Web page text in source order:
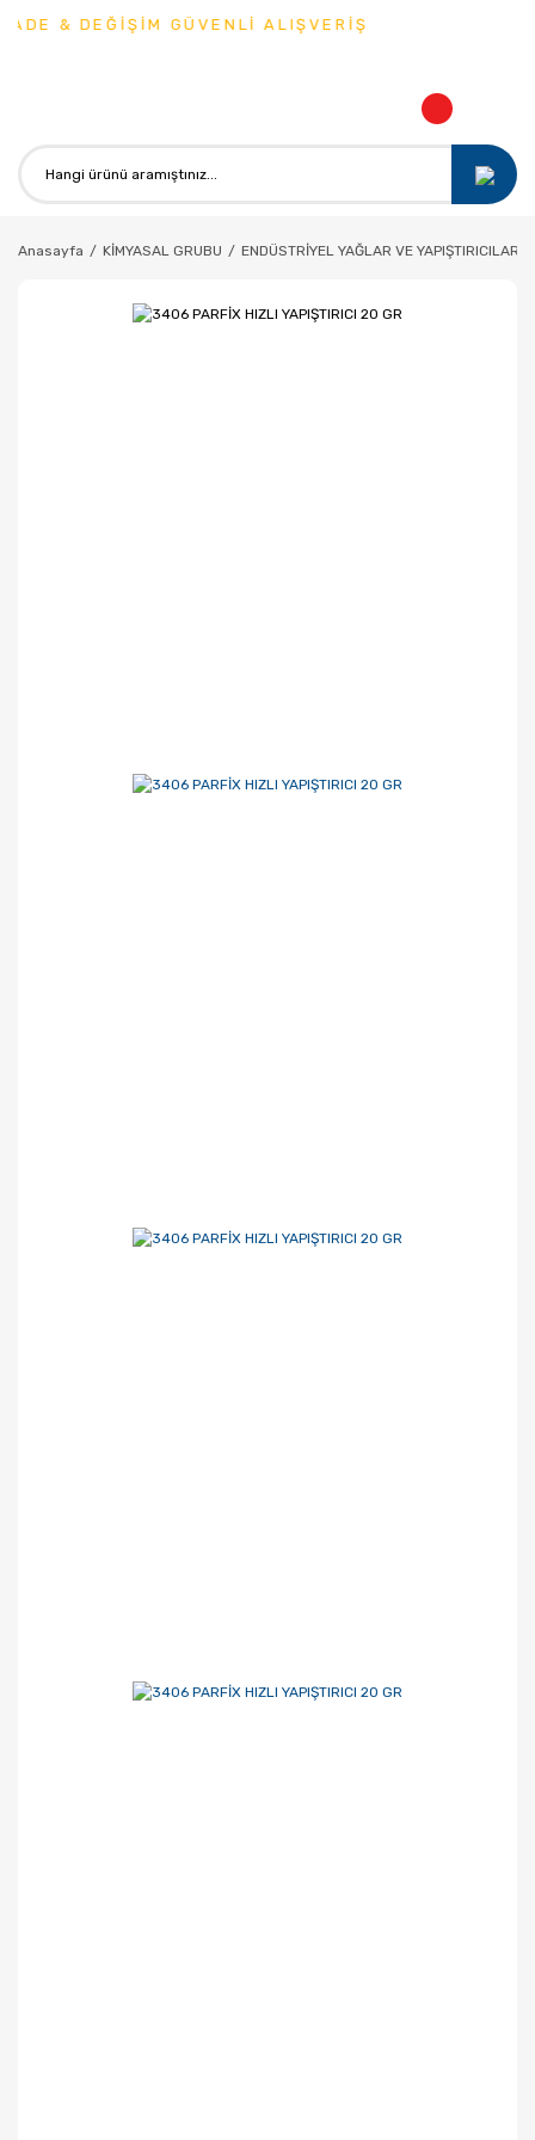
& DEĞİŞİM GÜVENLİ ALIŞVERİŞ
Anasayfa KİMYASAL GRUBU ENDÜSTRİYEL YAĞLAR VE YAPIŞTIRICILAR